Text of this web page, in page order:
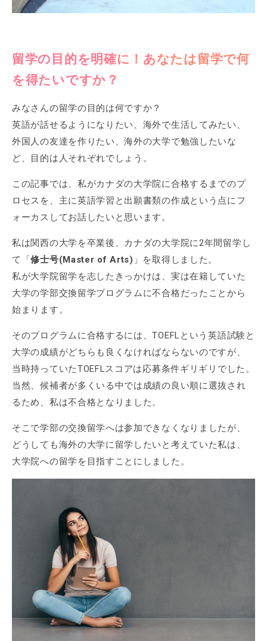
留学の目的を明確に！あなたは留学で何
を得たいですか？
みなさんの留学の目的は何ですか？
英語が話せるようになりたい、海外で生活してみたい、
外国人の友達を作りたい、海外の大学で勉強したいな
ど、目的は人それぞれでしょう。
この記事では、私がカナダの大学院に合格するまでのプ
ロセスを、主に英語学習と出願書類の作成という点にフ
ォーカスしてお話したいと思います。
私は関西の大学を卒業後、カナダの大学院に2年間留学し
て「修士号(Master of Arts) 」を取得しました。
私が大学院留学を志したきっかけは、実は在籍していた
大学の学部交換留学プログラムに不合格だったことから
始まります。
そのプログラムに合格するには、TOEFLという英語試験と
大学の成績がどちらも良くなければならないのですが、
当時持っていたTOEFLスコアは応募条件ギリギリでした。
当然、候補者が多くいる中では成績の良い順に選抜され
るため、私は不合格となりました。
そこで学部の交換留学へは参加できなくなりましたが、
どうしても海外の大学に留学したいと考えていた私は、
大学院への留学を目指すことにしました。